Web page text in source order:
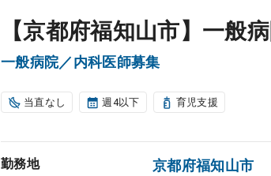
【京都府福知山市】一般
一般病院／内科医師募集
当直なし 週4以下 育児支援
勤務地 京都府福知山市